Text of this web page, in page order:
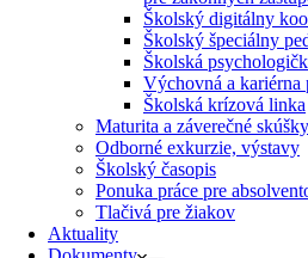
Školský digitálny
Školský špeciálny
Školská
Výchovná a kariérna
Školská krízová linka
Maturita a záverečné skúšky
Odborné exkurzie, výstavy
Školský časopis
Ponuka práce pre
Tlačivá pre žiakov
Aktuality